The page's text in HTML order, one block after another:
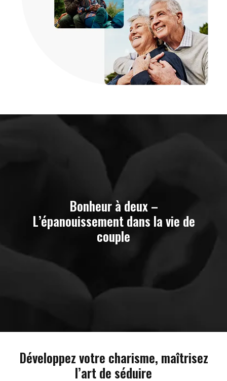
Bonheur à deux –
L’épanouissement dans la vie de
couple
Développez votre charisme, maîtrisez
l’art de séduire